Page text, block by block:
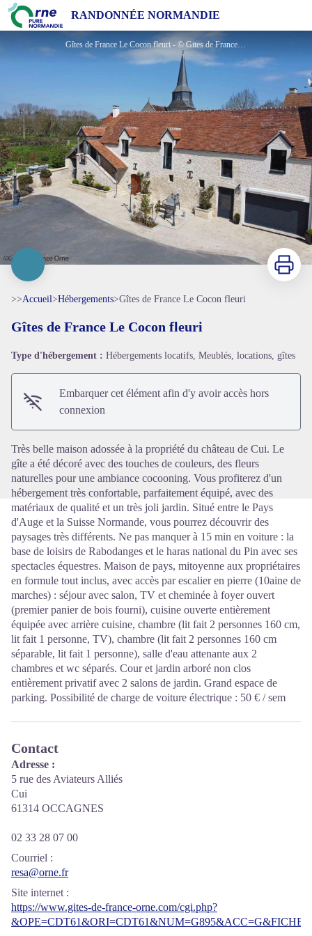
RANDONNÉE NORMANDIE
Gîtes de France Le Cocon fleuri
Gîtes de France Le Cocon fleuri - © Gites de France Orne
Voir l'image en plein écran
Imprimer
>>Accueil>Hébergements>Gîtes de France Le Cocon fleuri
Gîtes de France Le Cocon fleuri
Type d'hébergement : Hébergements locatifs, Meublés, locations, gîtes
Embarquer cet élément afin d'y avoir accès hors
connexion
Très belle maison adossée à la propriété du château de Cui. Le
gîte a été décoré avec des touches de couleurs, des fleurs
naturelles pour une ambiance cocooning. Vous profiterez d'un
hébergement très confortable, parfaitement équipé, avec des
matériaux de qualité et un très joli jardin. Situé entre le Pays
d'Auge et la Suisse Normande, vous pourrez découvrir des
paysages très différents. Ne pas manquer à 15 min en voiture : la
base de loisirs de Rabodanges et le haras national du Pin avec ses
spectacles équestres. Maison de pays, mitoyenne aux propriétaires
en formule tout inclus, avec accès par escalier en pierre (10aine de
marches) : séjour avec salon, TV et cheminée à foyer ouvert
(premier panier de bois fourni), cuisine ouverte entièrement
équipée avec arrière cuisine, chambre (lit fait 2 personnes 160 cm,
lit fait 1 personne, TV), chambre (lit fait 2 personnes 160 cm
séparable, lit fait 1 personne), salle d'eau attenante aux 2
chambres et wc séparés. Cour et jardin arboré non clos
entièrement privatif avec 2 salons de jardin. Grand espace de
parking. Possibilité de charge de voiture électrique : 50 € / sem
Contact
Adresse :
5 rue des Aviateurs Alliés
Cui
61314 OCCAGNES
02 33 28 07 00
Courriel :
resa@orne.fr
Site internet :
https://www.gites-de-france-orne.com/cgi.php?